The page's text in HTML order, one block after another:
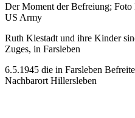
Der Moment der Befreiung;
US Army
Ruth Klestadt und ihre Kinder
Zuges, in Farsleben
6.5.1945 die in Farsleben
Nachbarort Hillersleben